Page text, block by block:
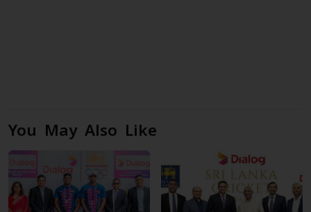
You May Also Like